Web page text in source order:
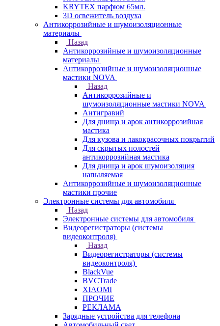
KRYTEX парфюм 65мл.
3D освежитель воздуха
Антикоррозийные и шумоизоляционные
материалы
Назад
Антикоррозийные и шумоизоляционные
материалы
Антикоррозийные и шумоизоляционные
мастики NOVA
Назад
Антикоррозийные и
шумоизоляционные мастики NOVA
Антигравий
Для днища и арок антикоррозийная
мастика
Для кузова и лакокрасочных покрытий
Для скрытых полостей
антикоррозийная мастика
Для днища и арок шумоизоляция
напыляемая
Антикоррозийные и шумоизоляционные
мастики прочие
Электронные системы для автомобиля
Назад
Электронные системы для автомобиля
Видеорегистраторы (системы
видеоконтроля)
Назад
Видеорегистраторы (системы
видеоконтроля)
BlackVue
BVCTrade
XIAOMI
ПРОЧИЕ
РЕКЛАМА
Зарядные устройства для телефона